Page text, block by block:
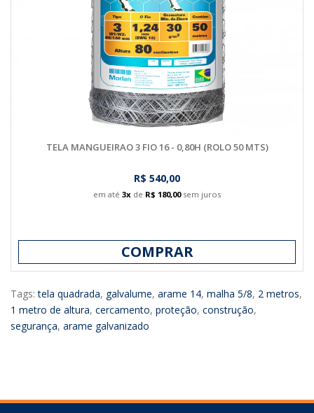
TELA MANGUEIRAO 3 FIO 16 - 0,80H (ROLO 50 MTS)
R$ 540,00
em até 3x de R$ 180,00sem juros
COMPRAR
Tags:tela quadrada, galvalume, arame 14, malha 5/8, 2 metros,
1 metro de altura, cercamento, proteção, construção,
segurança, arame galvanizado